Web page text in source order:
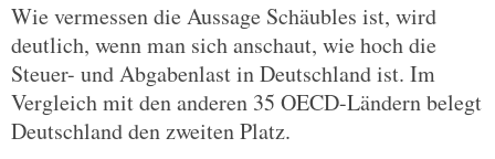
Wie vermessen die Aussage Schäubles ist, wird
deutlich, wenn man sich anschaut, wie hoch die
Steuer- und Abgabenlast in Deutschland ist. Im
Vergleich mit den anderen 35 OECD-Ländern belegt
Deutschland den zweiten Platz.